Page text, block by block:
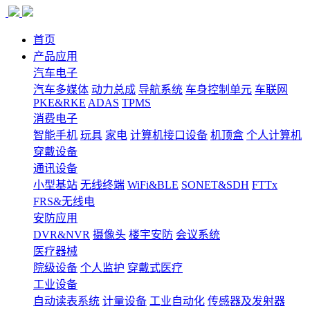
首页
产品应用
汽车电子
汽车多媒体 动力总成 导航系统 车身控制单元 车联网
PKE&RKE ADAS TPMS
消费电子
智能手机 玩具 家电 计算机接口设备 机顶盒 个人计算机
穿戴设备
通讯设备
小型基站 无线终端 WiFi&BLE SONET&SDH FTTx
FRS&无线电
安防应用
DVR&NVR 摄像头 楼宇安防 会议系统
医疗器械
院级设备 个人监护 穿戴式医疗
工业设备
自动读表系统 计量设备 工业自动化 传感器及发射器